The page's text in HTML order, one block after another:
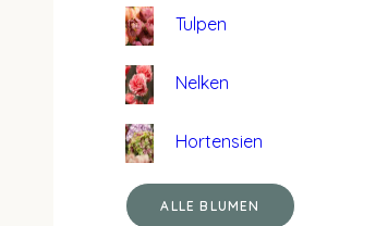
Tulpen
Nelken
Hortensien
ALLE BLUMEN